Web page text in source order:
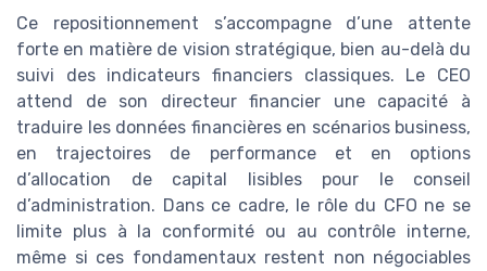
Ce repositionnement s’accompagne d’une attente
forte en matière de vision stratégique, bien au-delà du
suivi des indicateurs financiers classiques. Le CEO
attend de son directeur financier une capacité à
traduire les données financières en scénarios business,
en trajectoires de performance et en options
d’allocation de capital lisibles pour le conseil
d’administration. Dans ce cadre, le rôle du CFO ne se
limite plus à la conformité ou au contrôle interne,
même si ces fondamentaux restent non négociables